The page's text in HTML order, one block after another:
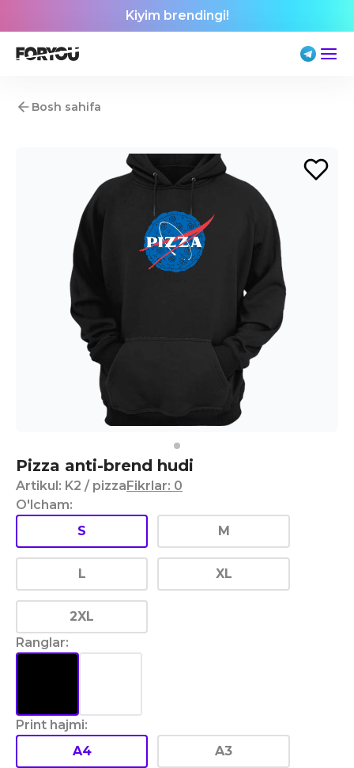
Kiyim brendingi!
Bosh sahifa
Pizza anti-brend hudi
Artikul: K2 / pizzaFikrlar: 0
O'lcham:
S
M
L XL
2XL
Ranglar:
Print hajmi:
A4
A3